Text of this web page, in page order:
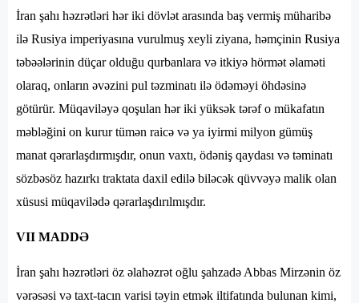
İran şahı həzrətləri hər iki dövlət arasında baş vermiş müharibə
ilə Rusiya imperiyasına vurulmuş xeyli ziyana, həmçinin Rusiya
təbəələrinin düçar olduğu qurbanlara və itkiyə hörmət əlaməti
olaraq, onların əvəzini pul təzminatı ilə ödəməyi öhdəsinə
götürür. Müqaviləyə qoşulan hər iki yüksək tərəf o mükafatın
məbləğini on kurur tümən raicə və ya iyirmi milyon gümüş
manat qərarlaşdırmışdır, onun vaxtı, ödəniş qaydası və təminatı
sözbəsöz hazırkı traktata daxil edilə biləcək qüvvəyə malik olan
xüsusi müqavilədə qərarlaşdırılmışdır.
VII MADDƏ
İran şahı həzrətləri öz əlahəzrət oğlu şahzadə Abbas Mirzənin öz
vərəsəsi və taxt-tacın varisi təyin etmək iltifatında bulunan kimi,